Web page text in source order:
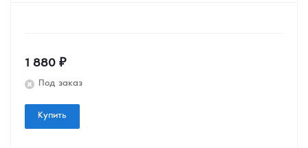
1 880 ₽
Под заказ
Купить